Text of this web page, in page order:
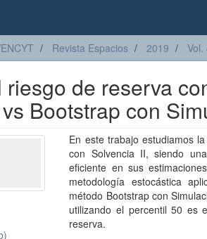
Revista Espacios 2019 Vol.
de reserva
Bootstrap con
En este trabajo estudiamos
con Solvencia II, siendo
eficiente en sus
metodología estocástica
método Bootstrap con
utilizando el percentil 50 es
reserva.